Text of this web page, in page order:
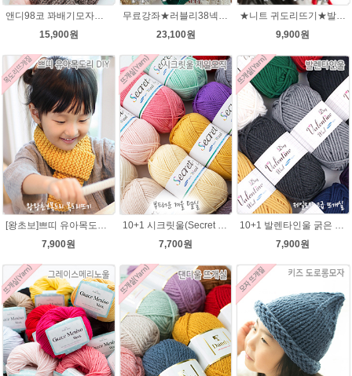
15,900원
23,100원
9,900원
[왕초보]쁘띠 유아목도리뜨기★발렌타인울 목도리 뜨개질
7,900원
10+1 시크릿울(Secret Wool) 제일모직 뜨개실 목도리뜨기 모자털실
7,700원
10+1 발렌타인울 굵은 뜨개실/뜨개질실/손뜨개실/목도리털실/제일모직뜨개실
7,900원